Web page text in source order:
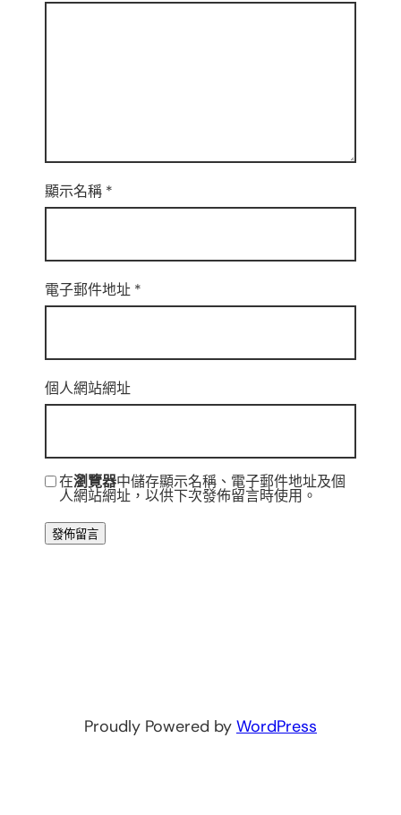
顯示名稱 *
電子郵件地址 *
個人網站網址
在瀏覽器中儲存顯示名稱、電子郵件地址及個
人網站網址，以供下次發佈留言時使用。
Proudly Powered by WordPress